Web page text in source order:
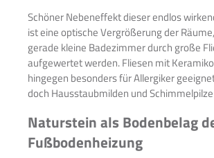
Schöner Nebeneffekt dieser endlos
ist eine optische Vergrößerung der
gerade kleine Badezimmer durch große
aufgewertet werden. Fliesen mit
hingegen besonders für Allergiker
doch Hausstaubmilden und
Naturstein als Bodenbelag
Fußbodenheizung